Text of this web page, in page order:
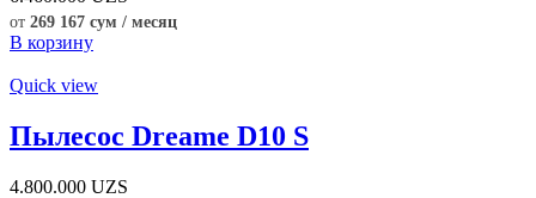
от 269 167 сум / месяц
В корзину
Quick view
Пылесос Dreame D10 S
4.800.000 UZS